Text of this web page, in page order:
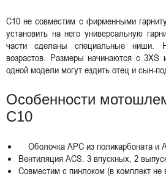
C10 не совместим с фирменными
установить на него универсальную
части сделаны специальные ниши.
возрастов. Размеры начинаются с 3XS
одной модели могут ездить отец и сын-
Особенности
C10
Оболочка APC из поликарбоната и
Вентиляция ACS. 3 впускных, 2
Совместим с пинлоком (в комплект не